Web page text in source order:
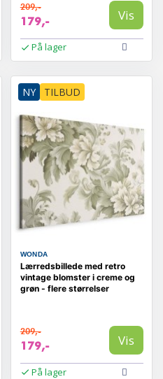
209,-
179,- Vis
På lager
NY TILBUD
WONDA
Lærredsbillede med retro
vintage blomster i creme og
grøn - flere størrelser
209,-
179,- Vis
På lager